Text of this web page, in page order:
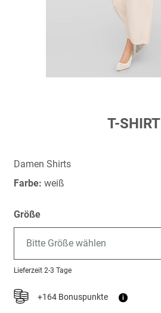
springen
T-SHIRT
Damen Shirts
Farbe: weiß
Größe
Bitte Größe wählen
Lieferzeit 2-3 Tage
+164 Bonuspunkte i